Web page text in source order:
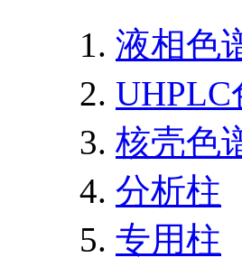
液相色
UHPLC
核壳色
分析柱
专用柱